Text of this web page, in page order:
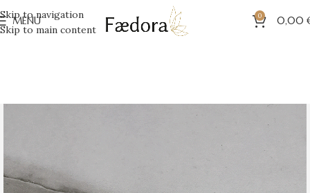
Skip to navigation
Skip to main content
MENU 0 0,00